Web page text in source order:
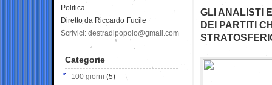
GLI ANALISTI
DEI PARTITI
Politica
Diretto da Riccardo Fucile
Scrivici: destradipopolo@gmail.com
Categorie
100 giorni (5)